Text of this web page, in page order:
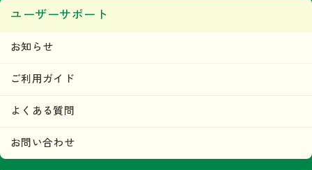
ユーザーサポート
お知らせ
ご利用ガイド
よくある質問
お問い合わせ